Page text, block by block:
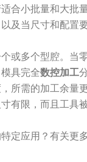
合小批量和大批
及当尺寸和配置
或多个型腔。当
具完全数控加工
所需的加工余量
有限，而且工具
定应用？有关更